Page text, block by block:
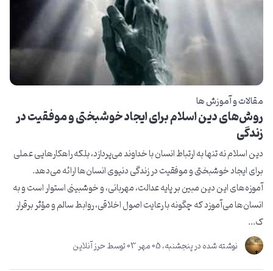
مقالات و آموزش ها
روش‌های دین اسلام برای ایجاد خوشبختی و موفقیت در
زندگی
دین اسلام نه تنها به ارتباط انسان با خداوند می‌پردازد، بلکه راهکارهایی عملی
برای ایجاد خوشبختی و موفقیت در زندگی دنیوی انسان‌ها ارائه می‌دهد.
آموزه‌های این دین مبین بر پایه عدالت، مهربانی، و خوشبینی استوار است و به
انسان‌ها می‌آموزد که چگونه با رعایت اصول اخلاقی، روابط سالم و مؤثر برقرار
ک...
نوشته شده درپنجشنبه، 05 مهر 03 توسطحرز آنلاین